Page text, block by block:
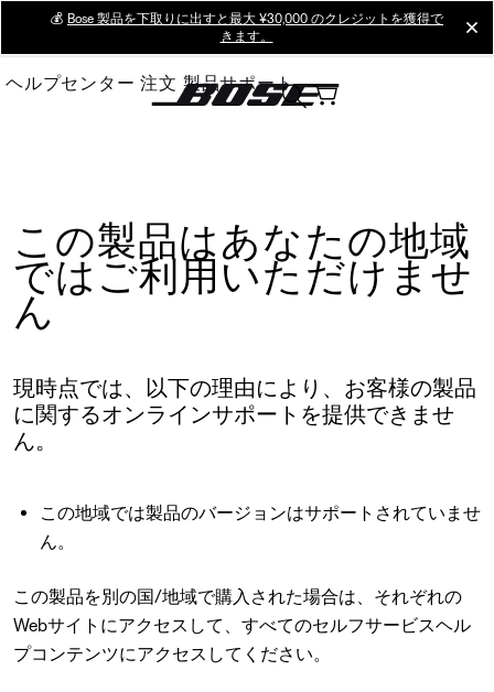
Main
💰 Bose 製品を下取りに出すと最大 ¥30,000 のクレジットを獲得で
きます。
ヘルプセンター 注文 製品サポート
この製品はあなたの地域
ではご利用いただけませ
ん
現時点では、以下の理由により、お客様の製品
に関するオンラインサポートを提供できませ
ん。
この地域では製品のバージョンはサポートされていませ
ん。
この製品を別の国/地域で購入された場合は、それぞれの
Webサイトにアクセスして、すべてのセルフサービスヘル
プコンテンツにアクセスしてください。